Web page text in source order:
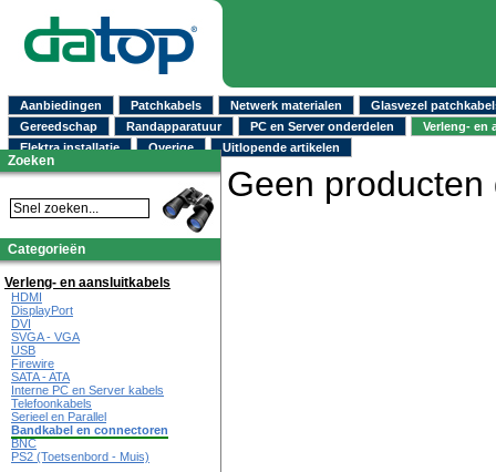
Aanbiedingen Patchkabels Netwerk materialen
Glasvezel
Gereedschap
Randapparatuur PC en Server onderdelen
Verleng- en
Elektra installatie
Overige Uitlopende artikelen
Geen producten
Zoeken
Categorieën
Verleng- en aansluitkabels
HDMI
DisplayPort
DVI
SVGA - VGA
USB
Firewire
SATA - ATA
Interne PC en Server kabels
Telefoonkabels
Serieel en Parallel
Bandkabel en connectoren
BNC
PS2 (Toetsenbord - Muis)